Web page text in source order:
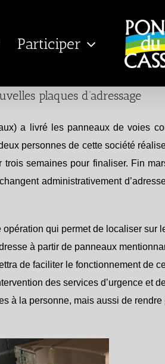
Participer
plaques d’adressage
a livré les panneaux de voies
personnes de cette société
semaines pour finaliser. Fin
administrativement
opération qui permet de localiser sur
à partir de panneaux
de faciliter le fonctionnement de
des services d’urgence et
à la personne, mais aussi de rendre